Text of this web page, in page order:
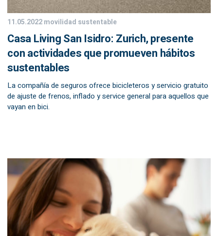
11.05.2022movilidad sustentable
Casa Living San Isidro: Zurich, presente
con actividades que promueven hábitos
sustentables
La compañía de seguros ofrece bicicleteros y servicio gratuito
de ajuste de frenos, inflado y service general para aquellos que
vayan en bici.